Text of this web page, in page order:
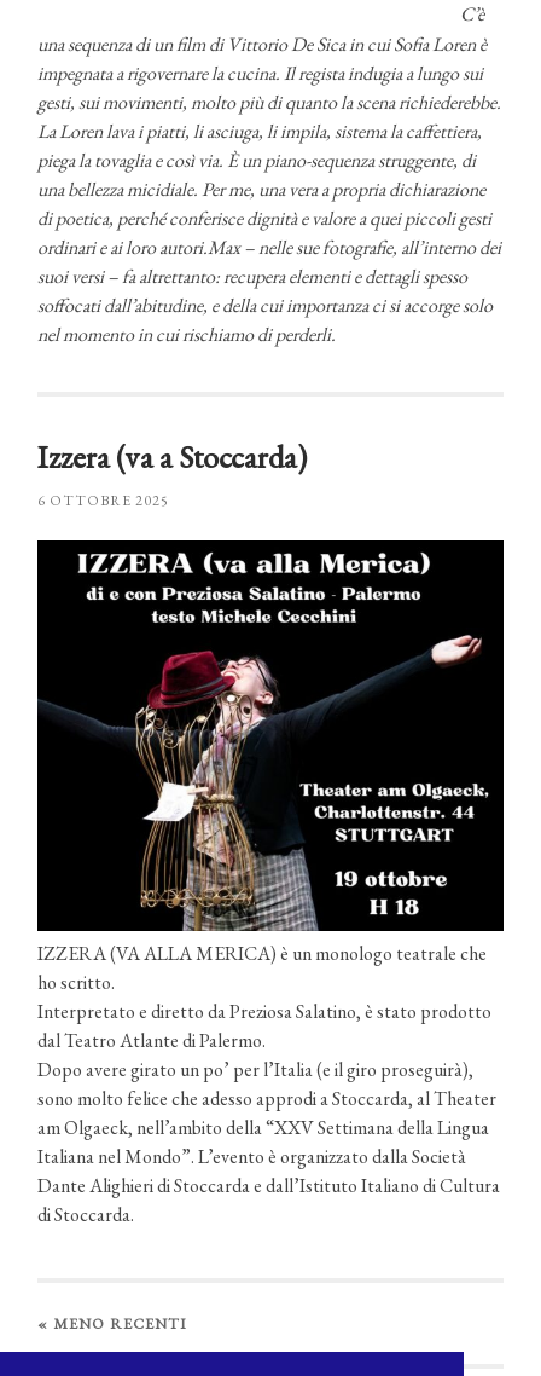
C’è
una sequenza di un film di Vittorio De Sica in cui Sofia Loren è
impegnata a rigovernare la cucina. Il regista indugia a lungo sui
gesti, sui movimenti, molto più di quanto la scena richiederebbe.
La Loren lava i piatti, li asciuga, li impila, sistema la caffettiera,
piega la tovaglia e così via. È un piano-sequenza struggente, di
una bellezza micidiale. Per me, una vera a propria dichiarazione
di poetica, perché conferisce dignità e valore a quei piccoli gesti
ordinari e ai loro autori.Max – nelle sue fotografie, all’interno dei
suoi versi – fa altrettanto: recupera elementi e dettagli spesso
soffocati dall’abitudine, e della cui importanza ci si accorge solo
nel momento in cui rischiamo di perderli.
Izzera (va a Stoccarda)
6 OTTOBRE 2025
IZZERA (VA ALLA MERICA) è un monologo teatrale che
ho scritto.
Interpretato e diretto da Preziosa Salatino, è stato prodotto
dal Teatro Atlante di Palermo.
Dopo avere girato un po’ per l’Italia (e il giro proseguirà),
sono molto felice che adesso approdi a Stoccarda, al Theater
am Olgaeck, nell’ambito della “XXV Settimana della Lingua
Italiana nel Mondo”. L’evento è organizzato dalla Società
Dante Alighieri di Stoccarda e dall’Istituto Italiano di Cultura
di Stoccarda.
«MENO RECENTI